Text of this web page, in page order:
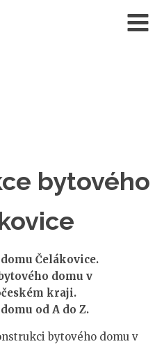
bytového
Čelákovice.
domu v
kraji.
od A do Z.
bytového domu v